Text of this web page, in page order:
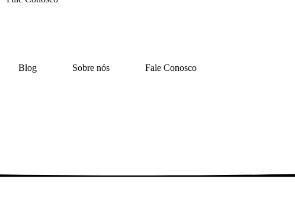
Blog Sobre nós Fale Conosco